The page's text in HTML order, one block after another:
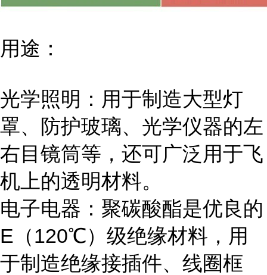
用途：
光学照明：用于制造大型灯
罩、防护玻璃、光学仪器的左
右目镜筒等，还可广泛用于飞
机上的透明材料。
电子电器：聚碳酸酯是优良的
E（120℃）级绝缘材料，用
于制造绝缘接插件、线圈框